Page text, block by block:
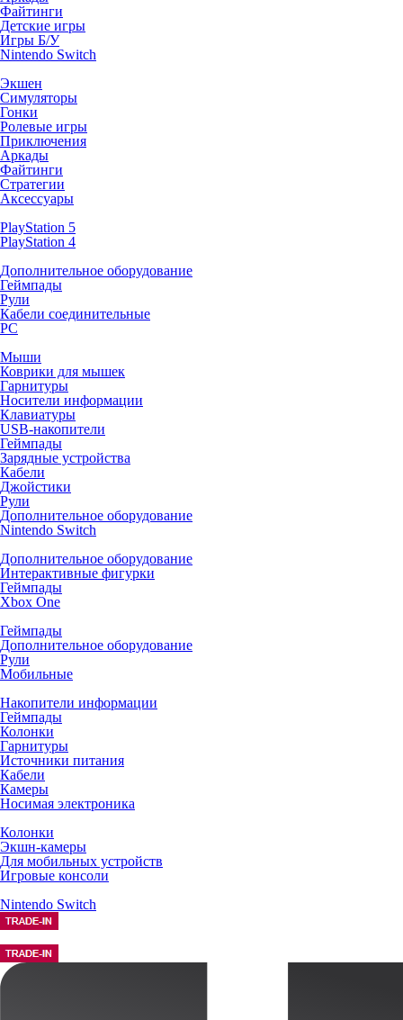
Файтинги
Детские игры
Игры Б/У
Nintendo Switch
Экшен
Симуляторы
Гонки
Ролевые игры
Приключения
Аркады
Файтинги
Стратегии
Аксессуары
PlayStation 5
PlayStation 4
Дополнительное оборудование
Геймпады
Рули
Кабели соединительные
PC
Мыши
Коврики для мышек
Гарнитуры
Носители информации
Клавиатуры
USB-накопители
Геймпады
Зарядные устройства
Кабели
Джойстики
Рули
Дополнительное оборудование
Nintendo Switch
Дополнительное оборудование
Интерактивные фигурки
Геймпады
Xbox One
Геймпады
Дополнительное оборудование
Рули
Мобильные
Накопители информации
Геймпады
Колонки
Гарнитуры
Источники питания
Кабели
Камеры
Носимая электроника
Колонки
Экшн-камеры
Для мобильных устройств
Игровые консоли
Nintendo Switch